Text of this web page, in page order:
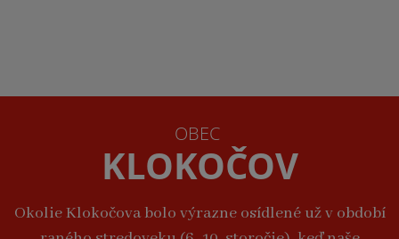
OBEC
KLOKOČOV
Okolie Klokočova bolo výrazne osídlené už v období